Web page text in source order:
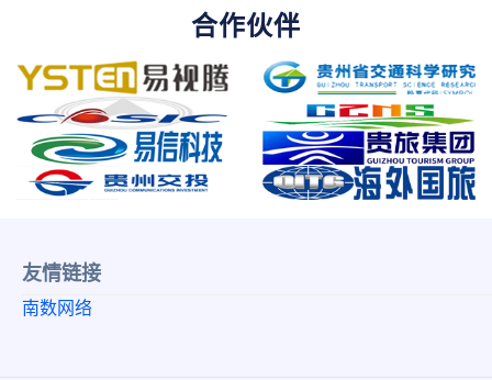
合作伙伴
友情链接
南数网络